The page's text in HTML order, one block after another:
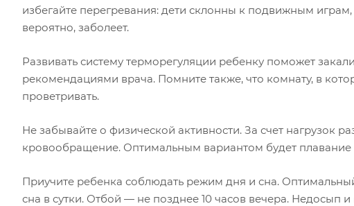
избегайте перегревания: дети склонны к подвижным
вероятно, заболеет.
Развивать систему терморегуляции ребенку поможет
рекомендациями врача. Помните также, что комнату, в
проветривать.
Не забывайте о физической активности. За счет нагрузок
кровообращение. Оптимальным вариантом будет
Приучите ребенка соблюдать режим дня и сна.
сна в сутки. Отбой — не позднее 10 часов вечера. Недосып